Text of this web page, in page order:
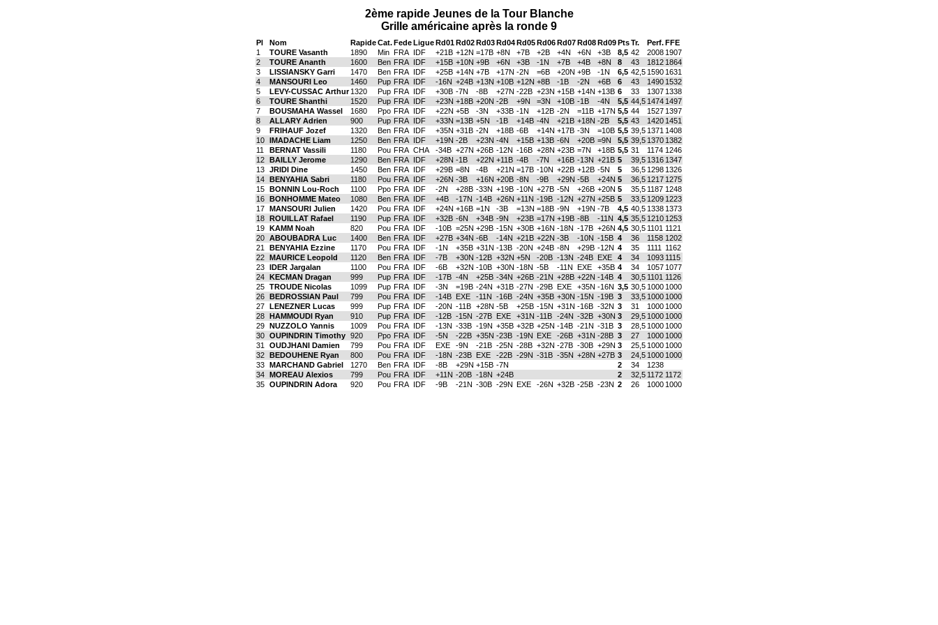
2ème rapide Jeunes de la Tour Blanche
Grille américaine après la ronde 9
Pl Nom RapideCat.FedeLigueRd01Rd02Rd03Rd04Rd05Rd06Rd07Rd08Rd09PtsTr. Perf.FFE
1
TOURE Vasanth 1890 Min FRA IDF +21B +12N =17B +8N +7B +2B +4N +6N +3B 8,5 42 2008 1907
2
TOURE Ananth 1600 Ben FRA IDF +15B +10N +9B +6N +3B -1N +7B +4B +8N 8 43 1812 1864
3
LISSIANSKY Garri 1470 Ben FRA IDF +25B +14N +7B +17N -2N =6B +20N +9B -1N 6,5 42,5 1590 1631
4
MANSOURI Leo 1460 Pup FRA IDF -16N +24B +13N +10B +12N +8B -1B -2N +6B 6 43 1490 1532
5
LEVY-CUSSAC Arthur 1320 Pup FRA IDF +30B -7N -8B +27N -22B +23N +15B +14N +13B 6 33 1307 1338
6
TOURE Shanthi 1520 Pup FRA IDF +23N +18B +20N -2B +9N =3N +10B -1B -4N 5,5 44,5 1474 1497
7
BOUSMAHA Wassel 1680 Ppo FRA IDF +22N +5B -3N +33B -1N +12B -2N =11B +17N 5,5 44 1527 1397
8
ALLARY Adrien 900 Pup FRA IDF +33N =13B +5N -1B +14B -4N +21B +18N -2B 5,5 43 1420 1451
9
FRIHAUF Jozef 1320 Ben FRA IDF +35N +31B -2N +18B -6B +14N +17B -3N =10B 5,5 39,5 1371 1408
10 IMADACHE Liam 1250 Ben FRA IDF +19N -2B +23N -4N +15B +13B -6N +20B =9N 5,5 39,5 1370 1382
11
BERNAT Vassili 1180 Pou FRA CHA -34B +27N +26B -12N -16B +28N +23B =7N +18B 5,5 31 1174 1246
12 BAILLY Jerome 1290 Ben FRA IDF +28N -1B +22N +11B -4B -7N +16B -13N +21B 5 39,5 1316 1347
13 JRIDI Dine 1450 Ben FRA IDF +29B =8N -4B +21N =17B -10N +22B +12B -5N 5 36,5 1298 1326
14 BENYAHIA Sabri 1180 Pou FRA IDF +26N -3B +16N +20B -8N -9B +29N -5B +24N 5 36,5 1217 1275
15 BONNIN Lou-Roch 1100 Ppo FRA IDF -2N +28B -33N +19B -10N +27B -5N +26B +20N 5 35,5 1187 1248
16 BONHOMME Mateo 1080 Ben FRA IDF +4B -17N -14B +26N +11N -19B -12N +27N +25B 5 33,5 1209 1223
17 MANSOURI Julien 1420 Pou FRA IDF +24N +16B =1N -3B =13N =18B -9N +19N -7B 4,5 40,5 1338 1373
18 ROUILLAT Rafael 1190 Pup FRA IDF +32B -6N +34B -9N +23B =17N +19B -8B -11N 4,5 35,5 1210 1253
19 KAMM Noah 820 Pou FRA IDF -10B =25N +29B -15N +30B +16N -18N -17B +26N 4,5 30,5 1101 1121
20 ABOUBADRA Luc 1400 Ben FRA IDF +27B +34N -6B -14N +21B +22N -3B -10N -15B 4 36 1158 1202
21
BENYAHIA Ezzine 1170 Pou FRA IDF -1N +35B +31N -13B -20N +24B -8N +29B -12N 4 35 1111
1162
22 MAURICE Leopold 1120 Ben FRA IDF -7B +30N -12B +32N +5N -20B -13N -24B EXE 4 34 1093 1115
23 IDER Jargalan 1100 Pou FRA IDF -6B +32N -10B +30N -18N -5B -11N EXE +35B 4 34 1057 1077
24 KECMAN Dragan 999 Pup FRA IDF -17B -4N +25B -34N +26B -21N +28B +22N -14B 4 30,5 1101 1126
25 TROUDE Nicolas 1099 Pup FRA IDF -3N =19B -24N +31B -27N -29B EXE +35N -16N 3,5 30,5 1000 1000
26 BEDROSSIAN Paul 799 Pou FRA IDF -14B EXE -11N -16B -24N +35B +30N -15N -19B 3 33,5 1000 1000
27 LENEZNER Lucas 999 Pup FRA IDF -20N -11B +28N -5B +25B -15N +31N -16B -32N 3 31 1000 1000
28 HAMMOUDI Ryan 910 Pup FRA IDF -12B -15N -27B EXE +31N -11B -24N -32B +30N 3 29,5 1000 1000
29 NUZZOLO Yannis 1009 Pou FRA IDF -13N -33B -19N +35B +32B +25N -14B -21N -31B 3 28,5 1000 1000
30 OUPINDRIN Timothy 920 Ppo FRA IDF -5N -22B +35N -23B -19N EXE -26B +31N -28B 3 27 1000 1000
31
OUDJHANI Damien 799 Pou FRA IDF EXE -9N -21B -25N -28B +32N -27B -30B +29N 3 25,5 1000 1000
32 BEDOUHENE Ryan 800 Pou FRA IDF -18N -23B EXE -22B -29N -31B -35N +28N +27B 3 24,5 1000 1000
33 MARCHAND Gabriel 1270 Ben FRA IDF -8B +29N +15B -7N 2 34
1238
34 MOREAU Alexios 799 Pou FRA IDF +11N -20B -18N +24B 2 32,5 1172 1172
35 OUPINDRIN Adora 920 Pou FRA IDF -9B -21N -30B -29N EXE -26N +32B -25B -23N 2 26 1000 1000